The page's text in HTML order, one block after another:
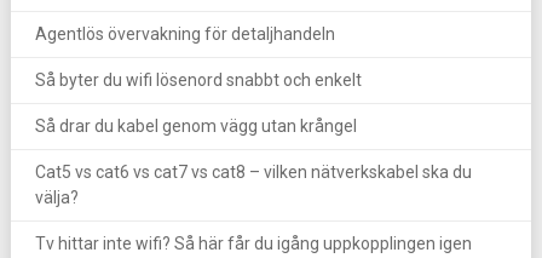
Agentlös övervakning för detaljhandeln
Så byter du wifi lösenord snabbt och enkelt
Så drar du kabel genom vägg utan krångel
Cat5 vs cat6 vs cat7 vs cat8 – vilken nätverkskabel ska du
välja?
Tv hittar inte wifi? Så här får du igång uppkopplingen igen